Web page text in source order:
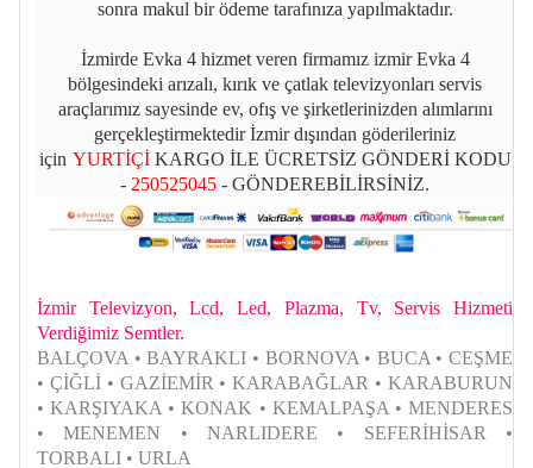
sonra makul bir ödeme tarafınıza yapılmaktadır.
İzmirde Evka 4 hizmet veren firmamız izmir Evka 4
bölgesindeki arızalı, kırık ve çatlak televizyonları servis
araçlarımız sayesinde ev, ofış ve şirketlerinizden alımlarını
gerçekleştirmektedir İzmir dışından göderileriniz
için YURTİÇİ KARGO İLE ÜCRETSİZ GÖNDERİ KODU
- 250525045 - GÖNDEREBİLİRSİNİZ.
İzmir Televizyon, Lcd, Led, Plazma, Tv, Servis Hizmeti
Verdiğimiz Semtler.
BALÇOVA • BAYRAKLI • BORNOVA • BUCA • CEŞME
• ÇİĞLİ • GAZİEMİR • KARABAĞLAR • KARABURUN
• KARŞIYAKA • KONAK • KEMALPAŞA • MENDERES
• MENEMEN • NARLIDERE • SEFERİHİSAR •
TORBALI • URLA